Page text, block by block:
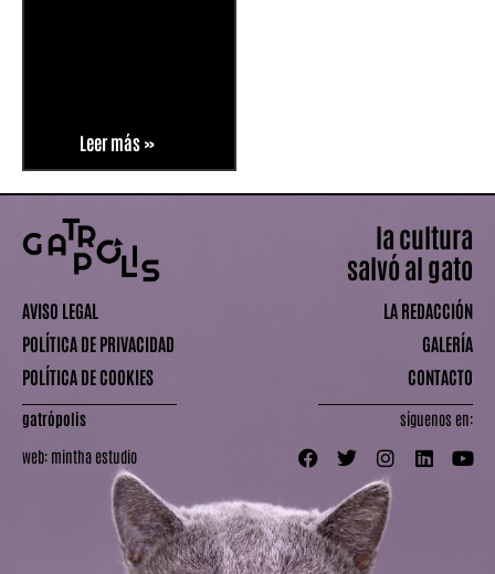
Leer más »
AVISO LEGAL
POLÍTICA DE PRIVACIDAD
POLÍTICA DE COOKIES
gatrópolis
web: mintha estudio
la cultura
salvó al gato
LA REDACCIÓN
GALERÍA
CONTACTO
síguenos en: